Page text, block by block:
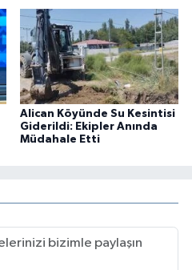
Alican Köyünde Su Kesintisi
Giderildi: Ekipler Anında
Müdahale Etti